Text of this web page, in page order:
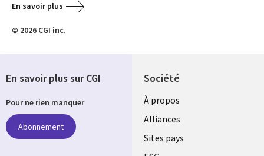
En savoir plus
© 2026 CGI inc.
Société
À propos
Alliances
Sites pays
En savoir plus sur CGI
Pour ne rien manquer
Abonnement